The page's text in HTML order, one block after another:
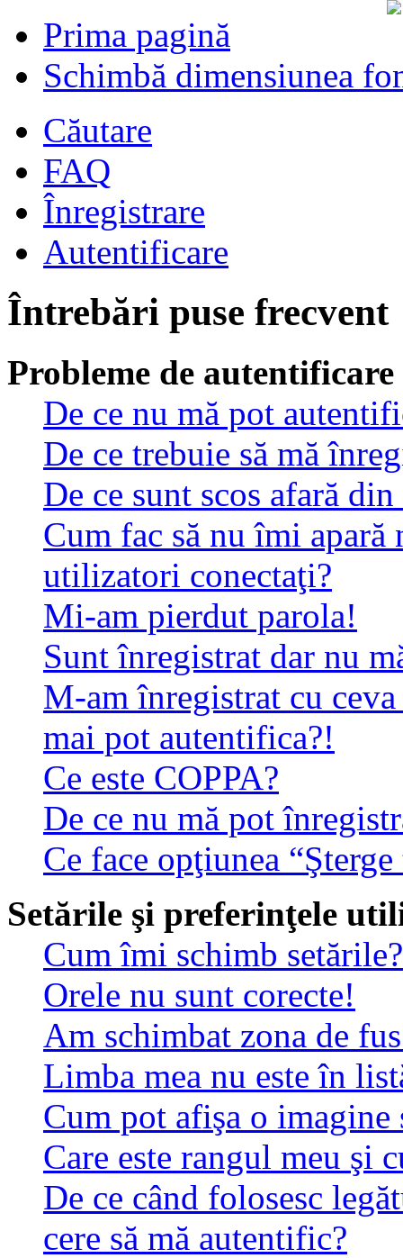
Prima pagină
Schimbă dimensiunea
Căutare
FAQ
Înregistrare
Autentificare
Întrebări puse frecvent
Probleme de
De ce nu mă pot
De ce trebuie să mă
De ce sunt scos afară
Cum fac să nu îmi
utilizatori conectaţi?
Mi-am pierdut parola!
Sunt înregistrat dar nu
M-am înregistrat cu
mai pot autentifica?!
Ce este COPPA?
De ce nu mă pot
Ce face opţiunea
Setările şi preferinţele
Cum îmi schimb setările?
Orele nu sunt corecte!
Am schimbat zona de
Limba mea nu este în
Cum pot afişa o
Care este rangul meu şi
De ce când folosesc
cere să mă autentific?